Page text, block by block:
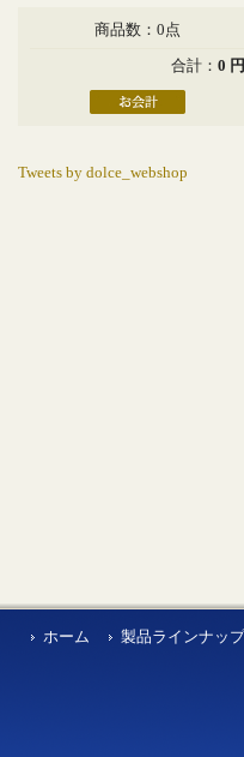
商品数：0点
合計： 0 円
Tweets by dolce_webshop
ホーム 製品ラインナップ